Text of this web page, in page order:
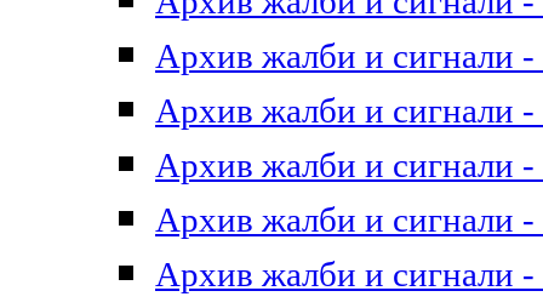
Архив жалби и сигнали -
Архив жалби и сигнали -
Архив жалби и сигнали -
Архив жалби и сигнали -
Архив жалби и сигнали -